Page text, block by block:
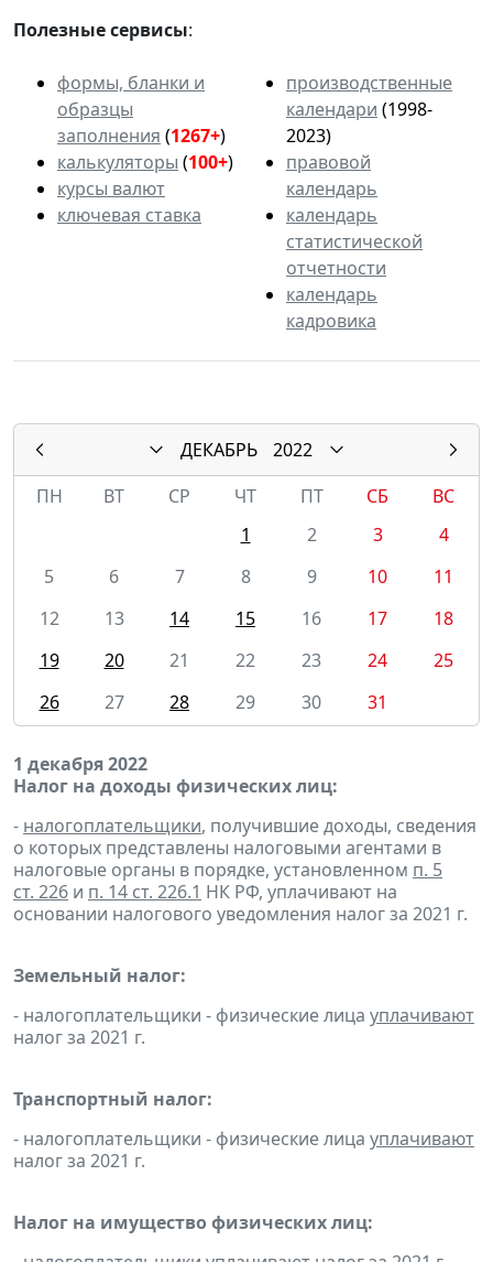
Полезные сервисы:
формы, бланки и
образцы
заполнения (1267+)
калькуляторы (100+)
курсы валют
ключевая ставка
производственные
календари (1998-
2023)
правовой
календарь
календарь
статистической
отчетности
календарь
кадровика
ДЕКАБРЬ
2022
ПН
ВТ СР ЧТ ПТ СБ
ВС
1
2 3
4
5
6 7 8 9 10
11
12
13 14 15 16 17
18
19
20 21 22 23 24
25
26
27 28 29 30 31
1 декабря 2022
Налог на доходы физических лиц:
- налогоплательщики, получившие доходы, сведения
о которых представлены налоговыми агентами в
налоговые органы в порядке, установленном п. 5
ст. 226 и п. 14 ст. 226.1 НК РФ, уплачивают на
основании налогового уведомления налог за 2021 г.
Земельный налог:
- налогоплательщики - физические лица уплачивают
налог за 2021 г.
Транспортный налог:
- налогоплательщики - физические лица уплачивают
налог за 2021 г.
Налог на имущество физических лиц: